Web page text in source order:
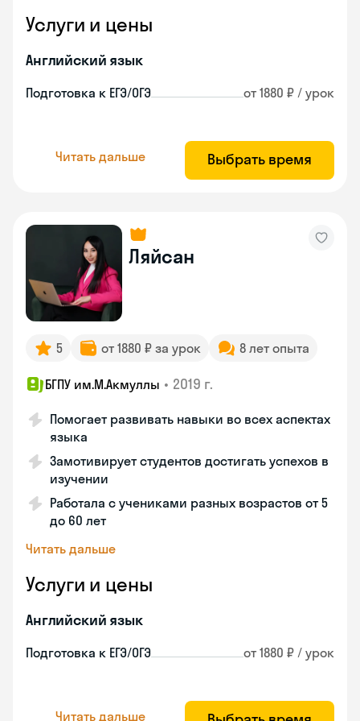
Услуги и цены
Английский язык
Подготовка к ЕГЭ/ОГЭ от 1880 ₽ / урок
Читать дальше Выбрать время
Ляйсан
5 от 1880 ₽ за урок 8 лет опыта
БГПУ им.М.Акмуллы • 2019 г.
Помогает развивать навыки во всех аспектах
языка
Замотивирует студентов достигать успехов в
изучении
Работала с учениками разных возрастов от 5
до 60 лет
Читать дальше
Услуги и цены
Английский язык
Подготовка к ЕГЭ/ОГЭ от 1880 ₽ / урок
Читать дальше